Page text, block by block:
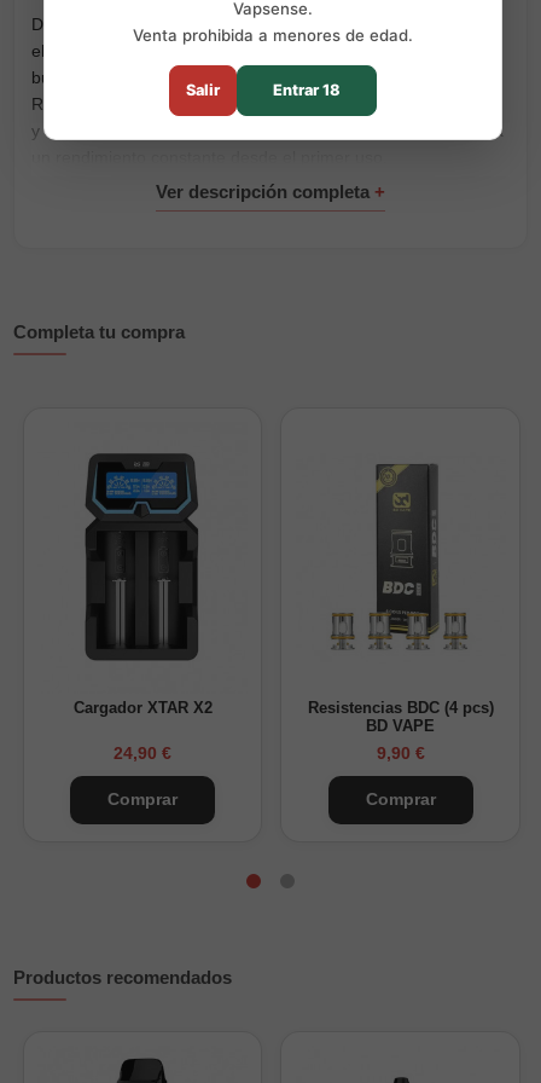
Descubre el Kit Rayden 100 + Precisio Sub-Ohm BD Vape
el combo definitivo para amantes del vapeo directo (DL) que
buscan potencia, comodidad y personalización. El mod
Rayden 100 ofrece hasta 100W con el chipset XT ULTRA 1.3,
y viene acompañado de una batería 21700 de 5500mAh para
Clearomizador Precisio Sub-Ohm – DL puro y sencillo
para equilibrar sabor e intensidad.
Características principales del Kit Rayden 100
Mod electrónico hasta 100W con chipset XT ULTRA 1.3,
reactividad mejorada (+20%).
Batería 21700 incluida (compatible con 18650 mediante
adaptador).
Diseño compacto, ergonómico y antirayaduras para
máxima comodidad y resistencia.
Incluye tubo de Pyrex de repuesto, resistencias y cable
Edición limitada: pocas unidades disponibles.
1 x Mod Rayden 100 (para baterías 18650/21700)
1 x Resistencia BDC 0,15 ohmios
Completa tu compra
Cargador XTAR X2
24,90 €
Comprar
Resistencias BDC (4 pcs)
BD VAPE
9,90 €
Comprar
Productos recomendados
Vapsense.
Venta prohibida a menores de edad.
Salir Entrar 18